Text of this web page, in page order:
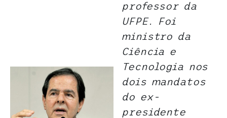
professor da
UFPE. Foi
ministro da
Ciência e
Tecnologia nos
dois mandatos
do ex-
presidente